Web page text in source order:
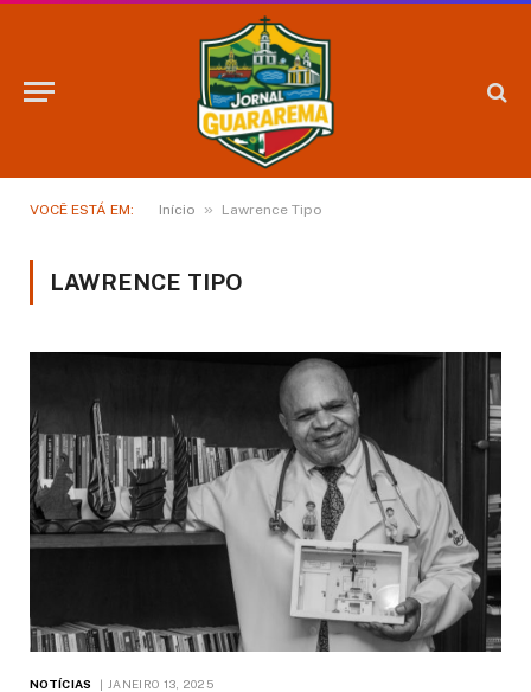
VOCÊ ESTÁ EM: Início » Lawrence Tipo
LAWRENCE TIPO
NOTÍCIAS JANEIRO 13, 2025